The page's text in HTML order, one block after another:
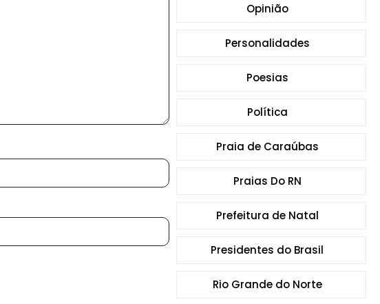
Opinião
Personalidades
Poesias
Política
Praia de Caraúbas
Praias Do RN
Prefeitura de Natal
Presidentes do Brasil
Rio Grande do Norte